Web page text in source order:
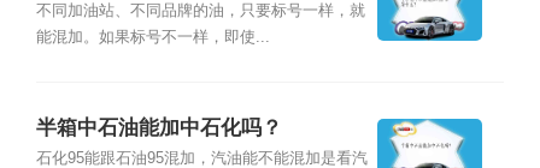
不同加油站、不同品牌的油，只要标号一样，就
能混加。如果标号不一样，即使...
半箱中石油能加中石化吗？
石化95能跟石油95混加，汽油能不能混加是看汽